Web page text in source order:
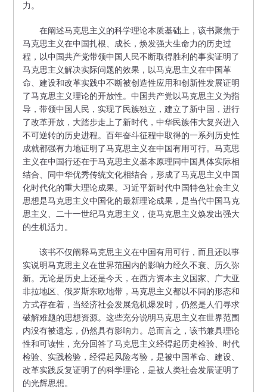
力。
在阐述马克思主义的科学理论本质基础上，该书聚焦于
马克思主义在中国扎根、成长，焕发强大生命力的历史过
程，以中国共产党带领中国人民不断取得胜利的事实证明了
马克思主义解决实际问题的效果，以马克思主义在中国革
命、建设和改革实践中不断被创造性应用和创新性发展证明
了马克思主义理论的开放性。中国共产党以马克思主义为指
导，带领中国人民，实现了民族独立，建立了新中国，进行
了改革开放，大踏步走上了新时代，中华民族伟大复兴进入
不可逆转的历史进程。百年奋斗征程中取得的一系列历史性
成就都强有力地证明了马克思主义在中国有用可行。马克思
主义在中国行还在于马克思主义基本原理同中国具体实际相
结合、同中华优秀传统文化相结合，形成了马克思主义中国
化时代化的重大理论成果。习近平新时代中国特色社会主义
思想是马克思主义中国化的最新理论成果，是当代中国马克
思主义、二十一世纪马克思主义，使马克思主义焕发出强大
的生机活力。
该书不仅阐释马克思主义在中国有用可行，而且还以事
实说明马克思主义在世界范围内的影响力经久不衰、历久弥
新。无论是历史上还是今天，在西方资本主义国家、广大亚
非拉地区、俄罗斯东欧地带，马克思主义都以不同的形态和
方式存在着，当经济社会发展危机爆发时，仍然是人们寻求
破解难题的思想资源。这些充分说明马克思主义在世界范围
内没有被遗忘，仍然具有影响力。总而言之，该书兼具理论
性和可读性，充分回答了马克思主义经得起历史检验、时代
检验、实践检验，经得起风险考验，是被中国革命、建设、
改革实践反复证明了的科学理论，是被人类社会发展证明了
的光辉思想。